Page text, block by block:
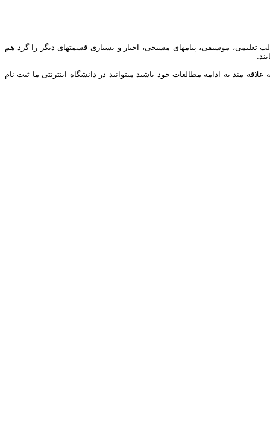
موسیقی، پیامهای مسیحی، اخبار و بسیاری قسمتهای دیگر را گرد هم
به ادامه مطالعات خود باشید میتوانید در دانشگاه اینترنتی ما ثبت نام